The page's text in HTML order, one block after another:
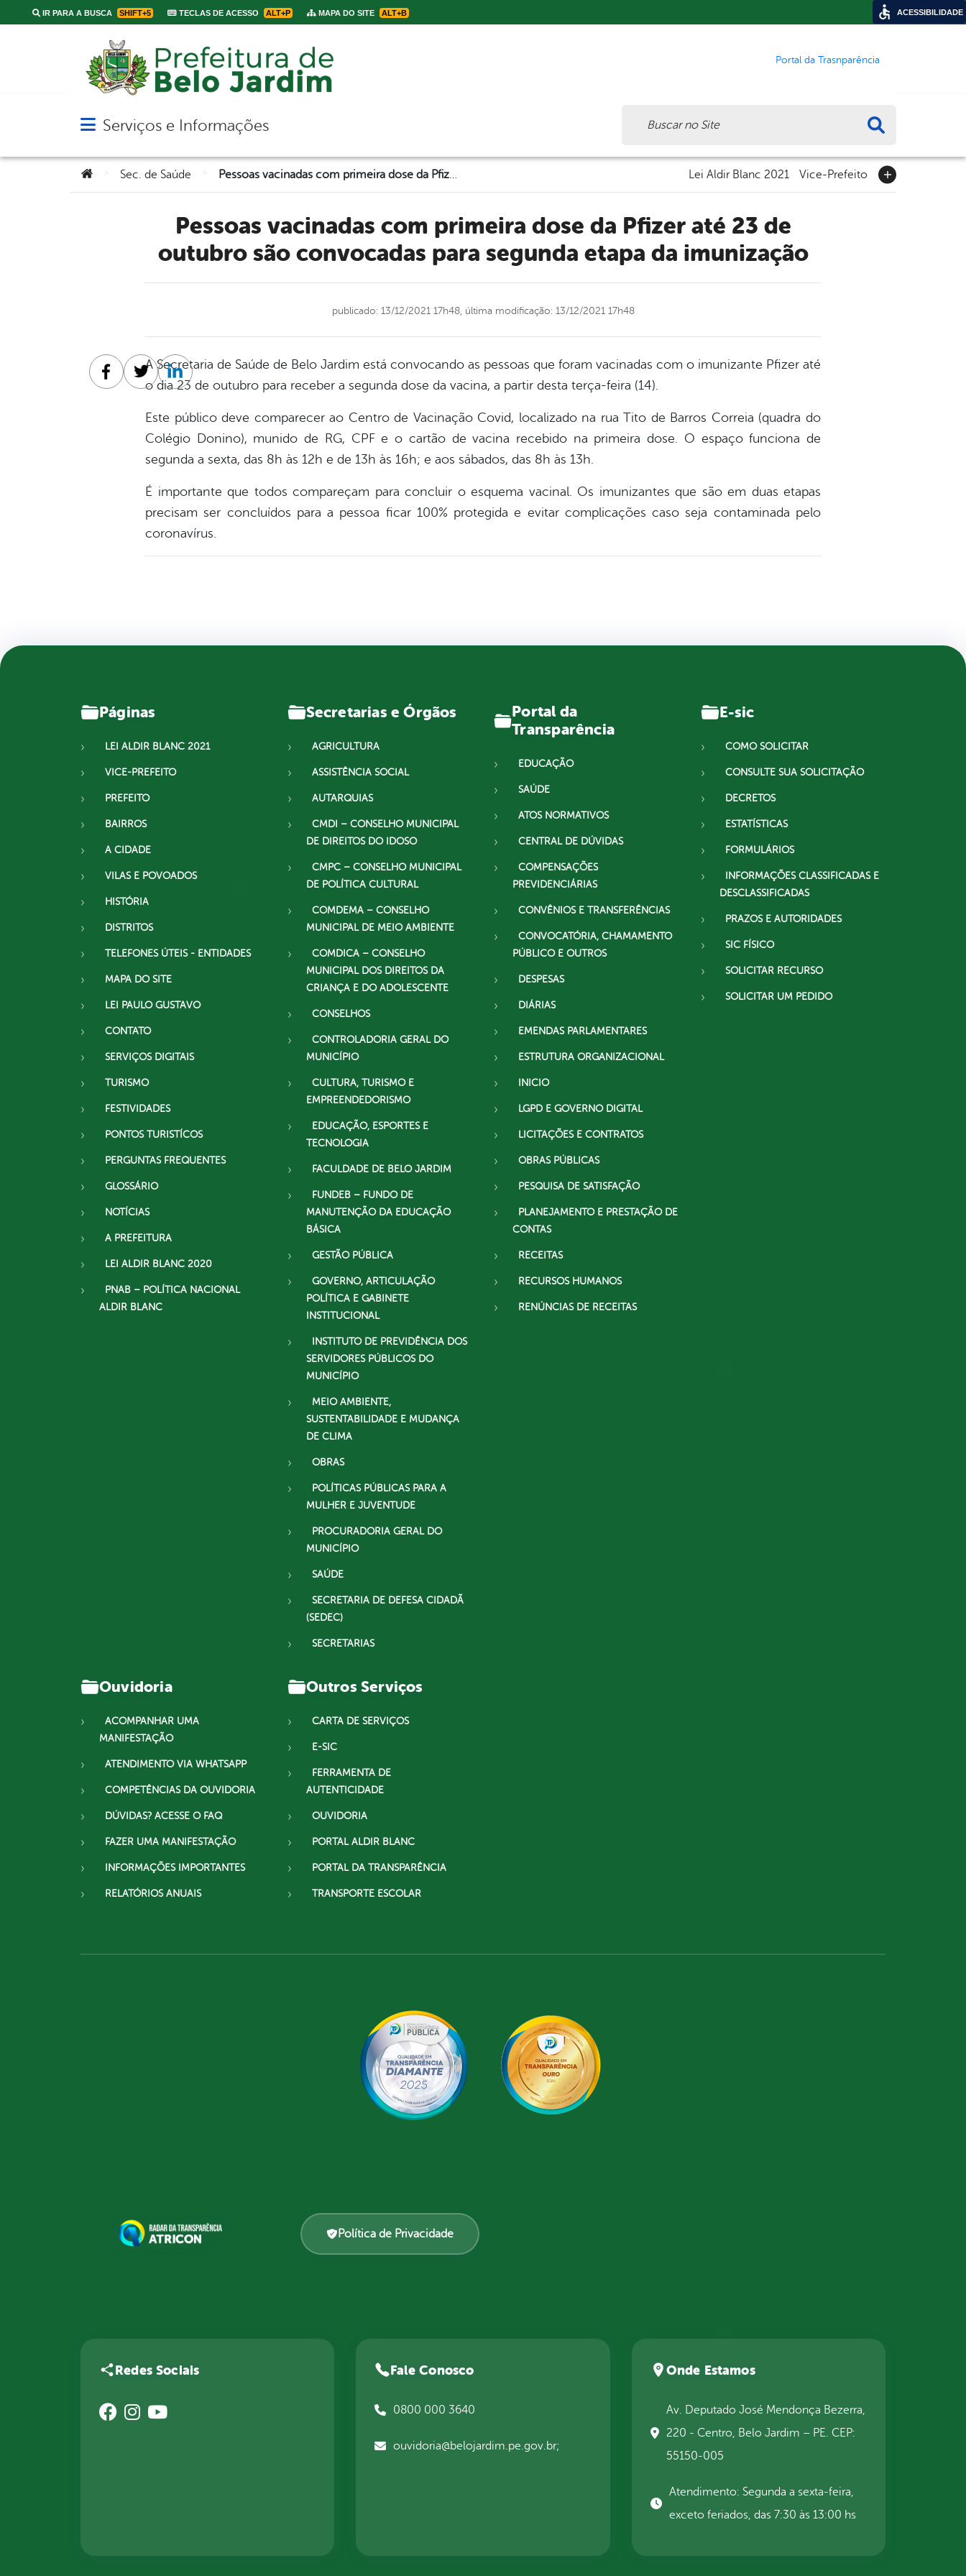
IR PARA A BUSCA SHIFT+5 TECLAS DE ACESSO ALT+P MAPA DO SITE ALT+B
Portal da Trasnparência
Abrir menu principal de navegação
Serviços e Informações
Você está aqui:Sec. de Saúde Lei Aldir Blanc 2021 Vice-Prefeito
Pessoas vacinadas com primeira dose da Pfizer até 23 de
outubro são convocadas para segunda etapa da imunização
publicado: 13/12/2021 17h48, última modificação: 13/12/2021 17h48
A Secretaria de Saúde de Belo Jardim está convocando as pessoas que foram vacinadas com o imunizante Pfizer até
o dia 23 de outubro para receber a segunda dose da vacina, a partir desta terça-feira (14).
Este público deve comparecer ao Centro de Vacinação Covid, localizado na rua Tito de Barros Correia (quadra do
Colégio Donino), munido de RG, CPF e o cartão de vacina recebido na primeira dose. O espaço funciona de
segunda a sexta, das 8h às 12h e de 13h às 16h; e aos sábados, das 8h às 13h.
É importante que todos compareçam para concluir o esquema vacinal. Os imunizantes que são em duas etapas
precisam ser concluídos para a pessoa ficar 100% protegida e evitar complicações caso seja contaminada pelo
coronavírus.
Facebook
TwitterLinkedin
Páginas
LEI ALDIR BLANC 2021
VICE-PREFEITO
PREFEITO
BAIRROS
A CIDADE
VILAS E POVOADOS
HISTÓRIA
DISTRITOS
TELEFONES ÚTEIS - ENTIDADES
MAPA DO SITE
LEI PAULO GUSTAVO
CONTATO
SERVIÇOS DIGITAIS
TURISMO
FESTIVIDADES
PONTOS TURISTÍCOS
PERGUNTAS FREQUENTES
GLOSSÁRIO
NOTÍCIAS
A PREFEITURA
LEI ALDIR BLANC 2020
PNAB – POLÍTICA NACIONAL
ALDIR BLANC
Secretarias e Órgãos
AGRICULTURA
ASSISTÊNCIA SOCIAL
AUTARQUIAS
CMDI – CONSELHO MUNICIPAL
DE DIREITOS DO IDOSO
CMPC – CONSELHO MUNICIPAL
DE POLÍTICA CULTURAL
COMDEMA – CONSELHO
MUNICIPAL DE MEIO AMBIENTE
COMDICA – CONSELHO
MUNICIPAL DOS DIREITOS DA
CRIANÇA E DO ADOLESCENTE
CONSELHOS
CONTROLADORIA GERAL DO
MUNICÍPIO
CULTURA, TURISMO E
EMPREENDEDORISMO
EDUCAÇÃO, ESPORTES E
TECNOLOGIA
FACULDADE DE BELO JARDIM
FUNDEB – FUNDO DE
MANUTENÇÃO DA EDUCAÇÃO
BÁSICA
GESTÃO PÚBLICA
GOVERNO, ARTICULAÇÃO
POLÍTICA E GABINETE
INSTITUCIONAL
INSTITUTO DE PREVIDÊNCIA DOS
SERVIDORES PÚBLICOS DO
MUNICÍPIO
MEIO AMBIENTE,
SUSTENTABILIDADE E MUDANÇA
DE CLIMA
OBRAS
POLÍTICAS PÚBLICAS PARA A
MULHER E JUVENTUDE
PROCURADORIA GERAL DO
MUNICÍPIO
SAÚDE
SECRETARIA DE DEFESA CIDADÃ
(SEDEC)
SECRETARIAS
Portal da
Transparência
EDUCAÇÃO
SAÚDE
ATOS NORMATIVOS
CENTRAL DE DÚVIDAS
COMPENSAÇÕES
PREVIDENCIÁRIAS
CONVÊNIOS E TRANSFERÊNCIAS
CONVOCATÓRIA, CHAMAMENTO
PÚBLICO E OUTROS
DESPESAS
DIÁRIAS
EMENDAS PARLAMENTARES
ESTRUTURA ORGANIZACIONAL
INICIO
LGPD E GOVERNO DIGITAL
LICITAÇÕES E CONTRATOS
OBRAS PÚBLICAS
PESQUISA DE SATISFAÇÃO
PLANEJAMENTO E PRESTAÇÃO DE
CONTAS
RECEITAS
RECURSOS HUMANOS
RENÚNCIAS DE RECEITAS
E-sic
COMO SOLICITAR
CONSULTE SUA SOLICITAÇÃO
DECRETOS
ESTATÍSTICAS
FORMULÁRIOS
INFORMAÇÕES CLASSIFICADAS E
DESCLASSIFICADAS
PRAZOS E AUTORIDADES
SIC FÍSICO
SOLICITAR RECURSO
SOLICITAR UM PEDIDO
Ouvidoria
ACOMPANHAR UMA
MANIFESTAÇÃO
ATENDIMENTO VIA WHATSAPP
COMPETÊNCIAS DA OUVIDORIA
DÚVIDAS? ACESSE O FAQ
FAZER UMA MANIFESTAÇÃO
INFORMAÇÕES IMPORTANTES
RELATÓRIOS ANUAIS
Outros Serviços
CARTA DE SERVIÇOS
E-SIC
FERRAMENTA DE
AUTENTICIDADE
OUVIDORIA
PORTAL ALDIR BLANC
PORTAL DA TRANSPARÊNCIA
TRANSPORTE ESCOLAR
Política de Privacidade
Redes Sociais Fale Conosco
0800 000 3640
ouvidoria@belojardim.pe.gov.br;
Onde Estamos
Av. Deputado José Mendonça Bezerra,
220 - Centro, Belo Jardim – PE. CEP:
55150-005
Atendimento: Segunda a sexta-feira,
exceto feriados, das 7:30 às 13:00 hs
ACESSIBILIDADE